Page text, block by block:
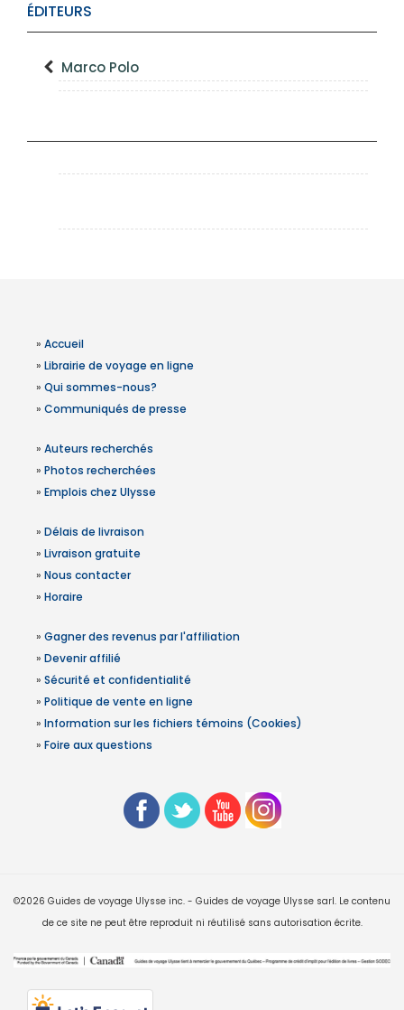
ÉDITEURS
Marco Polo
» Accueil
» Librairie de voyage en ligne
» Qui sommes-nous?
» Communiqués de presse
» Auteurs recherchés
» Photos recherchées
» Emplois chez Ulysse
» Délais de livraison
» Livraison gratuite
» Nous contacter
» Horaire
» Gagner des revenus par l'affiliation
» Devenir affilié
» Sécurité et confidentialité
» Politique de vente en ligne
» Information sur les fichiers témoins (Cookies)
» Foire aux questions
©2026 Guides de voyage Ulysse inc. - Guides de voyage Ulysse sarl. Le contenu
de ce site ne peut être reproduit ni réutilisé sans autorisation écrite.